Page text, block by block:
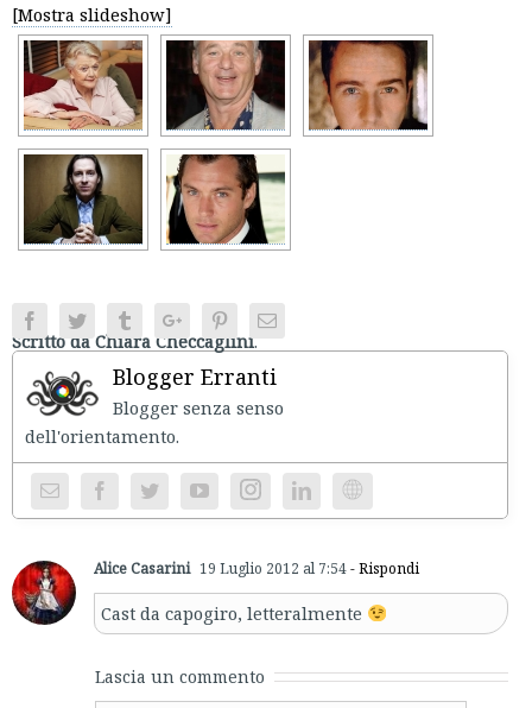
[Mostra slideshow]
Scritto da Chiara Checcaglini.
FacebookTwitter TumblrGoogle+PinterestEmail
Blogger Erranti
Blogger senza senso
Instagram Website
Alice Casarini 19 Luglio 2012 al 7:54- Rispondi
Cast da capogiro, letteralmente
Lascia un commento